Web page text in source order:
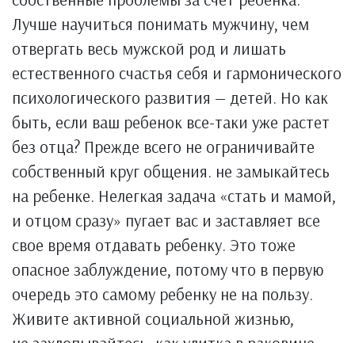
Лучше научиться понимать мужчину, чем
отвергать весь мужской род и лишать
естественного счастья себя и гармонического
психологического развития — детей. Но как
быть, если ваш ребенок все-таки уже растет
без отца? Прежде всего не ограничивайте
собственный круг общения. не замыкайтесь
на ребенке. Нелегкая задача «стать и мамой,
и отцом сразу» пугает вас и заставляет все
свое время отдавать ребенку. Это тоже
опасное заблуждение, потому что в первую
очередь это самому ребенку не на пользу.
Живите активной социальной жизнью,